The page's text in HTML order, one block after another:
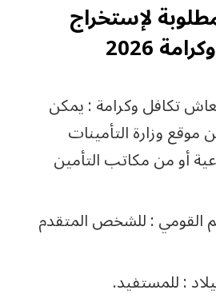
لإستخراج
2026
تكافل وكرامة : يمكن
وزارة التأمينات
أو من مكاتب التأمين
القومي : للشخص المتقدم
: للمستفيد.